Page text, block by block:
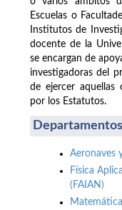
Escuelas o
Institutos de
docente de la
se encargan de
investigadoras del
de ejercer aquellas
por los Estatutos.
Departamentos
Aeronaves
Física
(FAIAN)